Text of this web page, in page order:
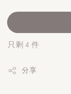
只剩 4 件
分享